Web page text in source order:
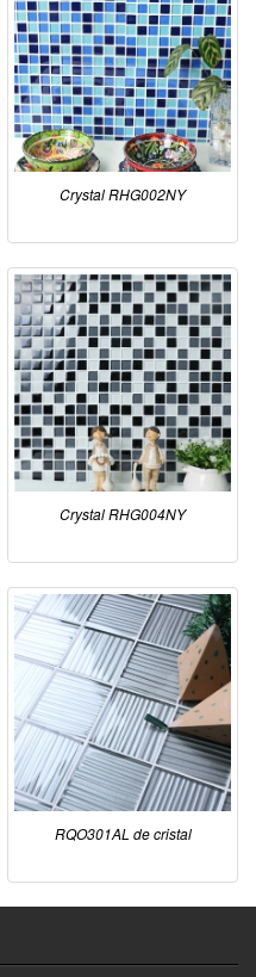
Crystal RHG002NY
Crystal RHG004NY
RQO301AL de cristal